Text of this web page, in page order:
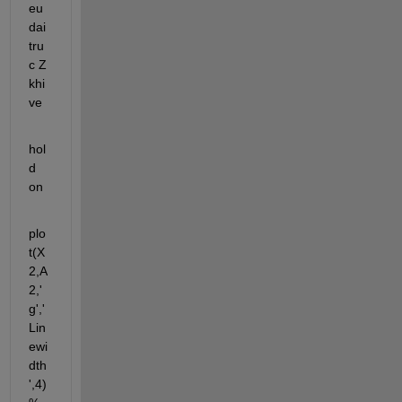
eu
dai
tru
c Z
khi
ve
hol
d
on
plo
t(X
2,A
2,'
g','
Lin
ewi
dth
',4)